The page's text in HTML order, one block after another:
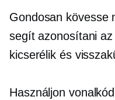
Gondosan kövesse
segít azonosítani
kicserélik és
Használjon